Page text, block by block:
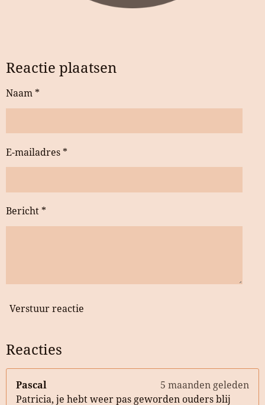
Reactie plaatsen
Naam *
E-mailadres *
Bericht *
Verstuur reactie
Reacties
Pascal
5 maanden geleden
Patricia, je hebt weer pas geworden ouders blij